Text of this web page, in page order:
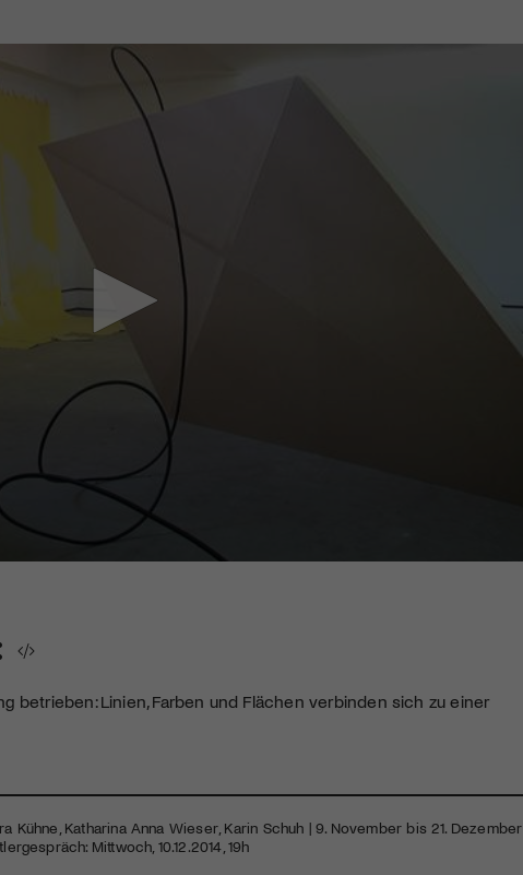
betrieben: Linien, Farben und Flächen verbinden sich zu einer
Kühne, Katharina Anna Wieser, Karin Schuh | 9. November bis 21. Dezember
Mittwoch, 10.12.2014, 19h
Art»!
Kulturschaffende(r) oder
unsere Arbeit.
du kostenlosen Zugang zu